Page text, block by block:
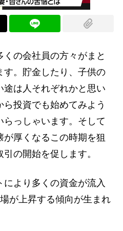
の会社員の方々がまと
す。貯金したり、子供の
は人それぞれかと思い
投資でも始めてみよう
っしゃいます。そして
厚くなるこの時期を狙
の開始を促します。
より多くの資金が流入
が上昇する傾向が生まれ